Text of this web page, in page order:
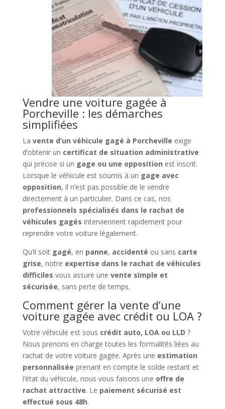
Vendre une voiture gagée à
Porcheville : les démarches
simplifiées
La vente d’un véhicule gagé à Porcheville exige
d’obtenir un certificat de situation administrative
qui précise si un gage ou une opposition est inscrit.
Lorsque le véhicule est soumis à un gage avec
opposition, il n’est pas possible de le vendre
directement à un particulier. Dans ce cas, nos
professionnels spécialisés dans le rachat de
véhicules gagés interviennent rapidement pour
reprendre votre voiture légalement.
Qu’il soit gagé, en panne, accidenté ou sans carte
grise, notre expertise dans le rachat de véhicules
difficiles vous assure une vente simple et
sécurisée, sans perte de temps.
Comment gérer la vente d’une
voiture gagée avec crédit ou LOA ?
Votre véhicule est sous crédit auto, LOA ou LLD ?
Nous prenons en charge toutes les formalités liées au
rachat de votre voiture gagée. Après une estimation
personnalisée prenant en compte le solde restant et
l’état du véhicule, nous vous faisons une offre de
rachat attractive. Le paiement sécurisé est
effectué sous 48h.